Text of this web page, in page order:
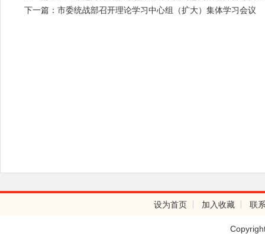
下一篇：市委统战部召开理论学习中心组（扩大）集体学习会议
设为首页 加入收藏 联